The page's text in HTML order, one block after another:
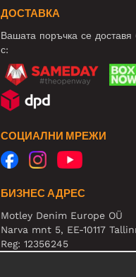
ДОСТАВКА
Вашата поръчка се
с:
СОЦИАЛНИ МРЕЖИ
БИЗНЕС АДРЕС
Motley Denim Europe OÜ
Narva mnt 5, EE-10117
Reg: 12356245